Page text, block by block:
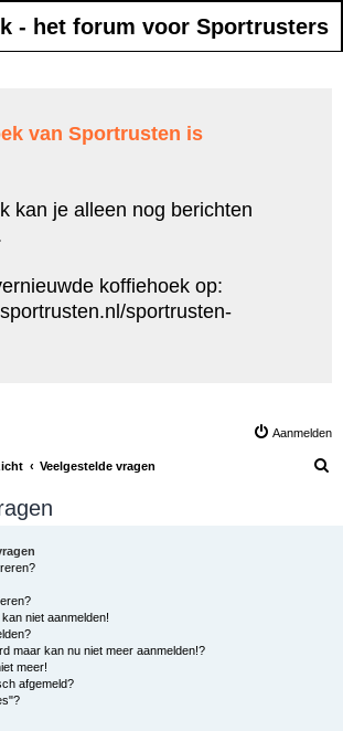
- het forum voor Sportrusters
van Sportrusten is
kan je alleen nog berichten
koffiehoek op:
sportrusten-
Aanmelden
Veelgestelde vragen
niet aanmelden!
maar kan nu niet meer aanmelden!?
meer!
afgemeld?